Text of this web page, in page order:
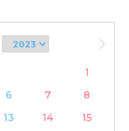
1
6 7
8
13 14
15